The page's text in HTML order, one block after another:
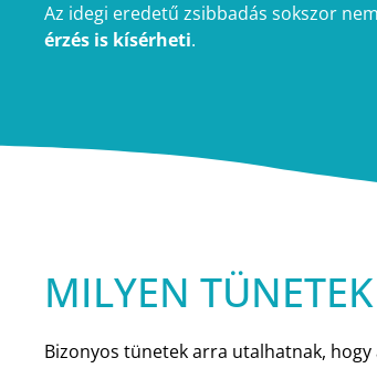
Az idegi eredetű zsibbadás sokszor
érzés is kísérheti.
MILYEN
Bizonyos tünetek arra utalhatnak,